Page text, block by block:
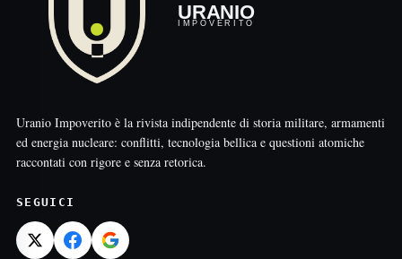
URANIO
IMPOVERITO
Uranio Impoverito è la rivista indipendente di storia militare, armamenti
ed energia nucleare: conflitti, tecnologia bellica e questioni atomiche
raccontati con rigore e senza retorica.
SEGUICI